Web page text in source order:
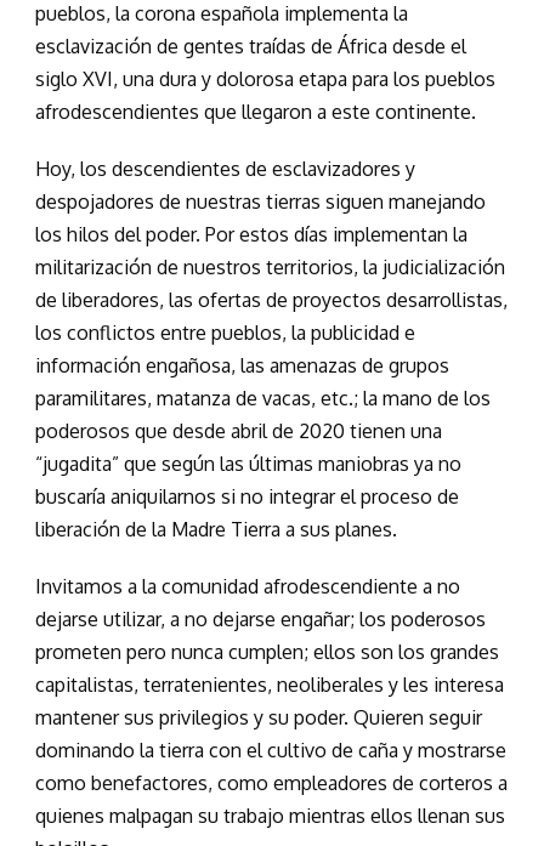
pueblos, la corona española implementa la
esclavización de gentes traídas de África desde el
siglo XVI, una dura y dolorosa etapa para los pueblos
afrodescendientes que llegaron a este continente.
Hoy, los descendientes de esclavizadores y
despojadores de nuestras tierras siguen manejando
los hilos del poder. Por estos días implementan la
militarización de nuestros territorios, la judicialización
de liberadores, las ofertas de proyectos desarrollistas,
los conflictos entre pueblos, la publicidad e
información engañosa, las amenazas de grupos
paramilitares, matanza de vacas, etc.; la mano de los
poderosos que desde abril de 2020 tienen una
“jugadita” que según las últimas maniobras ya no
buscaría aniquilarnos si no integrarel proceso de
liberación de la Madre Tierra a sus planes.
Invitamos a la comunidad afrodescendiente a no
dejarse utilizar, a no dejarse engañar; los poderosos
prometen pero nunca cumplen; ellos son los grandes
capitalistas, terratenientes, neoliberales y les interesa
mantener sus privilegios y su poder. Quieren seguir
dominando la tierra con el cultivo de caña y mostrarse
como benefactores, como empleadores de corteros a
quienes malpagan su trabajo mientras ellos llenan sus